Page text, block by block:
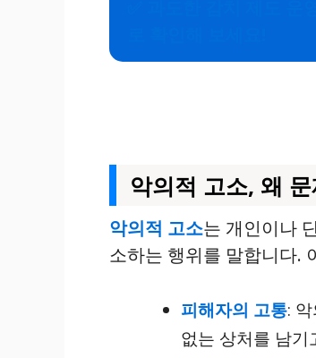
악의적 고소, 왜
악의적 고소는 개인이나
소하는 행위를 말합니다.
피해자의 고통:
없는 상처를 남